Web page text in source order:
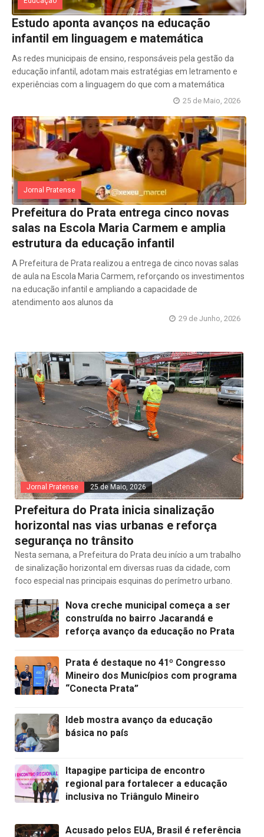
Estudo aponta avanços na educação
infantil em linguagem e matemática
As redes municipais de ensino, responsáveis pela gestão da
educação infantil, adotam mais estratégias em letramento e
experiências com a linguagem do que com a matemática
25 de Maio, 2026
Jornal Pratense
Prefeitura do Prata entrega cinco novas
salas na Escola Maria Carmem e amplia
estrutura da educação infantil
A Prefeitura de Prata realizou a entrega de cinco novas salas
de aula na Escola Maria Carmem, reforçando os investimentos
na educação infantil e ampliando a capacidade de
atendimento aos alunos da
29 de Junho, 2026
Jornal Pratense 25 de Maio, 2026
Prefeitura do Prata inicia sinalização
horizontal nas vias urbanas e reforça
segurança no trânsito
Nesta semana, a Prefeitura do Prata deu início a um trabalho
de sinalização horizontal em diversas ruas da cidade, com
foco especial nas principais esquinas do perímetro urbano.
Nova creche municipal começa a ser
construída no bairro Jacarandá e
reforça avanço da educação no Prata
Prata é destaque no 41º Congresso
Mineiro dos Municípios com programa
“Conecta Prata”
Ideb mostra avanço da educação
básica no país
Itapagipe participa de encontro
regional para fortalecer a educação
inclusiva no Triângulo Mineiro
Acusado pelos EUA, Brasil é referência